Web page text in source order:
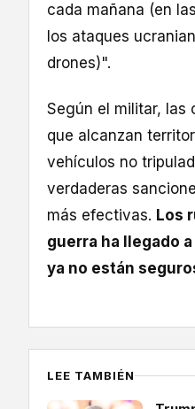
cada mañana (en
los ataques
drones)".
Según el militar, las
que alcanzan
vehículos no
verdaderas
más efectivas. Los
guerra ha llegado
ya no están
LEE TAMBIÉN